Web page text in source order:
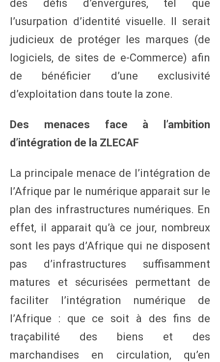
des défis d’envergures, tel que
l’usurpation d’identité visuelle. Il serait
judicieux de protéger les marques (de
logiciels, de sites de e-Commerce) afin
de bénéficier d’une exclusivité
d’exploitation dans toute la zone.
Des menaces face à l’ambition
d’intégration de la ZLECAF
La principale menace de l’intégration de
l’Afrique par le numérique apparait sur le
plan des infrastructures numériques. En
effet, il apparait qu’à ce jour, nombreux
sont les pays d’Afrique qui ne disposent
pas d’infrastructures suffisamment
matures et sécurisées permettant de
faciliter l’intégration numérique de
l’Afrique : que ce soit à des fins de
traçabilité des biens et des
marchandises en circulation, qu’en